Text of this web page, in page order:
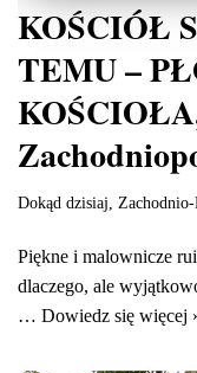
KOŚCIÓŁ
TEMU –
Dokąd dzisiaj
Piękne i malownicze
dlaczego, ale
… Dowiedz się więcej